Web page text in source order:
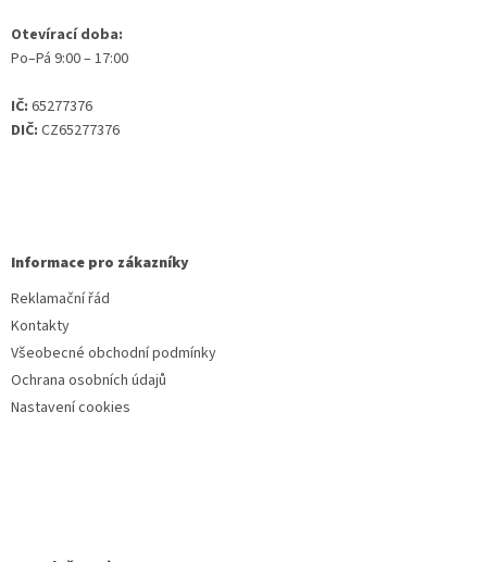
Otevírací doba:
Po–Pá 9:00 – 17:00
IČ: 65277376
DIČ: CZ65277376
Informace pro zákazníky
Reklamační řád
Kontakty
Všeobecné obchodní podmínky
Ochrana osobních údajů
Nastavení cookies